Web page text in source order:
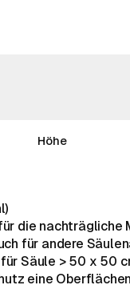
Höhe
die
für andere
Säule > 50 x 50
eine